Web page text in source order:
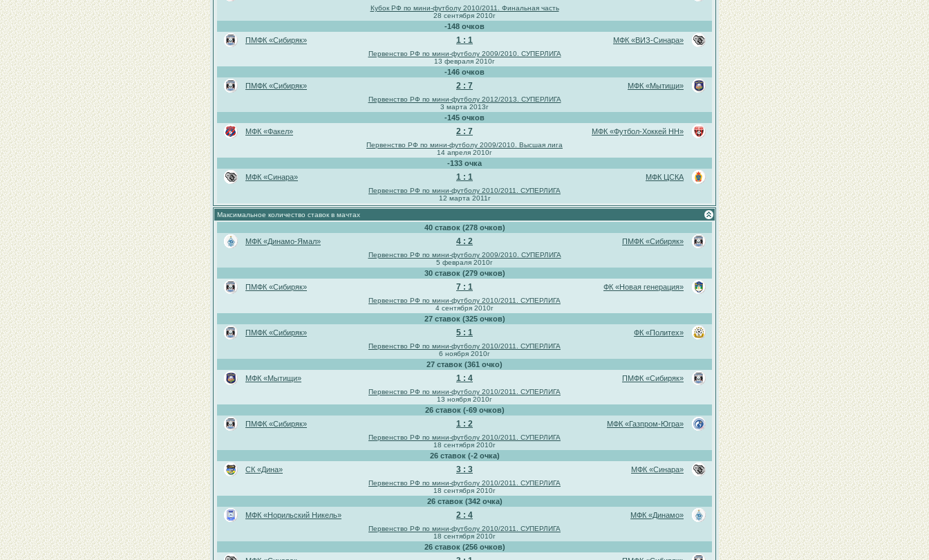
Кубок РФ по мини-футболу 2010/2011. Финальная часть
28 сентября 2010г
-148 очков
ПМФК «Сибиряк»
1 : 1 МФК «ВИЗ-Синара»
Первенство РФ по мини-футболу 2009/2010. СУПЕРЛИГА
13 февраля 2010г
-146 очков
ПМФК «Сибиряк»
2 : 7 МФК «Мытищи»
Первенство РФ по мини-футболу 2012/2013. СУПЕРЛИГА
3 марта 2013г
-145 очков
МФК «Факел»
2 : 7 МФК «Футбол-Хоккей НН»
Первенство РФ по мини-футболу 2009/2010. Высшая лига
14 апреля 2010г
-133 очка
МФК «Синара»
1 : 1 МФК ЦСКА
Первенство РФ по мини-футболу 2010/2011. СУПЕРЛИГА
12 марта 2011г
Максимальное количество ставок в мачтах
40 ставок (278 очков)
МФК «Динамо-Ямал»
4 : 2 ПМФК «Сибиряк»
Первенство РФ по мини-футболу 2009/2010. СУПЕРЛИГА
5 февраля 2010г
30 ставок (279 очков)
ПМФК «Сибиряк»
7 : 1 ФК «Новая генерация»
Первенство РФ по мини-футболу 2010/2011. СУПЕРЛИГА
4 сентября 2010г
27 ставок (325 очков)
ПМФК «Сибиряк»
5 : 1 ФК «Политех»
Первенство РФ по мини-футболу 2010/2011. СУПЕРЛИГА
6 ноября 2010г
27 ставок (361 очко)
МФК «Мытищи»
1 : 4 ПМФК «Сибиряк»
Первенство РФ по мини-футболу 2010/2011. СУПЕРЛИГА
13 ноября 2010г
26 ставок (-69 очков)
ПМФК «Сибиряк»
1 : 2 МФК «Газпром-Югра»
Первенство РФ по мини-футболу 2010/2011. СУПЕРЛИГА
18 сентября 2010г
26 ставок (-2 очка)
СК «Дина»
3 : 3 МФК «Синара»
Первенство РФ по мини-футболу 2010/2011. СУПЕРЛИГА
18 сентября 2010г
26 ставок (342 очка)
МФК «Норильский Никель»
2 : 4 МФК «Динамо»
Первенство РФ по мини-футболу 2010/2011. СУПЕРЛИГА
18 сентября 2010г
26 ставок (256 очков)